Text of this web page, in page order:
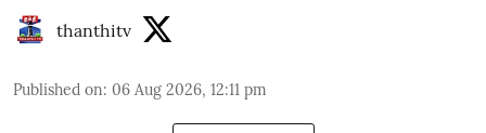
thanthitv
Published on: 06 Aug 2026, 12:11 pm